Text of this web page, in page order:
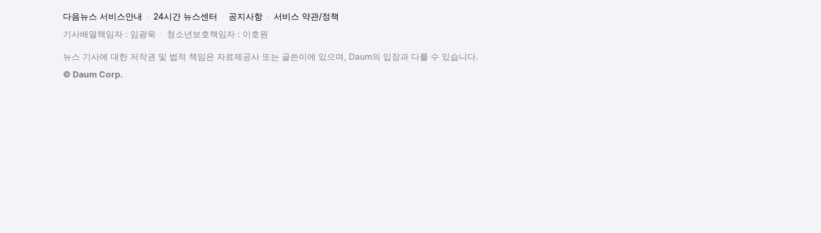
다음뉴스 서비스안내 24시간 뉴스센터 공지사항
서비스 약관/정책
기사배열책임자 : 임광욱
청소년보호책임자 : 이호원
뉴스 기사에 대한 저작권 및 법적 책임은 자료제공사 또는 글쓴이에 있으며, Daum의 입장과 다를 수 있습니다.
© Daum Corp.